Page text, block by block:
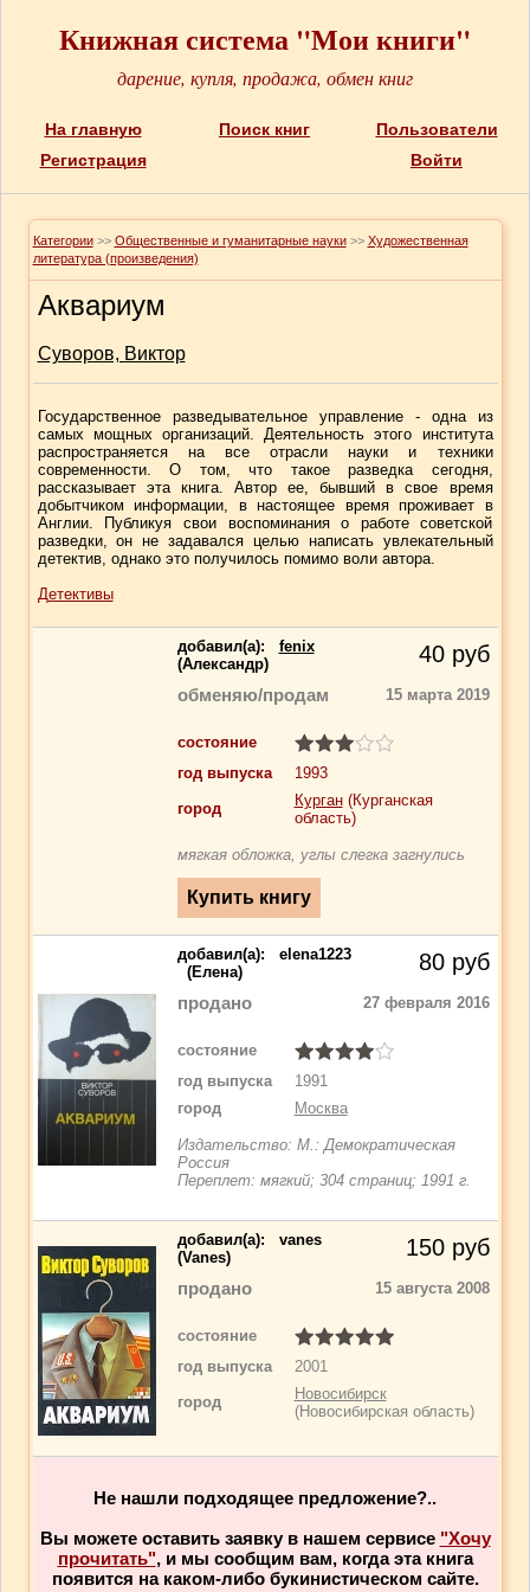
Книжная система "Мои книги"
дарение, купля, продажа, обмен книг
На главную Поиск книг
Пользователи
Регистрация
Войти
Категории >> Общественные и гуманитарные науки >> Художественная
литература (произведения)
Аквариум
Суворов, Виктор
Государственное разведывательное управление - одна из
самых мощных организаций. Деятельность этого института
распространяется на все отрасли науки и техники
современности. О том, что такое разведка сегодня,
рассказывает эта книга. Автор ее, бывший в свое время
добытчиком информации, в настоящее время проживает в
Англии. Публикуя свои воспоминания о работе советской
разведки, он не задавался целью написать увлекательный
детектив, однако это получилось помимо воли автора.
Детективы
добавил(a): fenix
(Александр)
40 руб
обменяю/продам 15 марта 2019
состояние
год выпуска
1993
город
Курган(Курганская
область)
мягкая обложка, углы слегка загнулись
добавил(a): elena1223
(Елена)
80 руб
продано 27 февраля 2016
состояние
год выпуска
1991
город
Москва
Издательство: М.: Демократическая
Россия
Переплет: мягкий; 304 страниц; 1991 г.
добавил(a): vanes
(Vanes)
150 руб
продано 15 августа 2008
состояние
год выпуска
2001
город
Новосибирск
(Новосибирская область)
Не нашли подходящее предложение?..
Вы можете оставить заявку в нашем сервисе "Хочу
прочитать", и мы сообщим вам, когда эта книга
появится на каком-либо букинистическом сайте.